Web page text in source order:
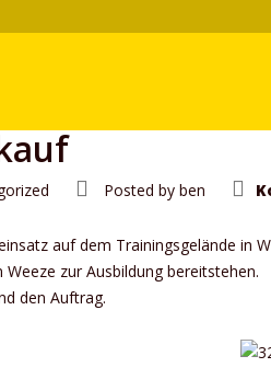
Posted by ben
auf dem Trainingsgelände in
zur Ausbildung bereitstehen.
den Auftrag.